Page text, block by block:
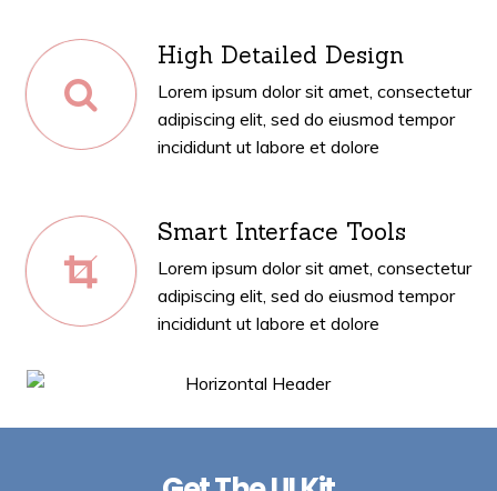
High Detailed Design
Lorem ipsum dolor sit amet, consectetur
adipiscing elit, sed do eiusmod tempor
incididunt ut labore et dolore
Smart Interface Tools
Lorem ipsum dolor sit amet, consectetur
adipiscing elit, sed do eiusmod tempor
incididunt ut labore et dolore